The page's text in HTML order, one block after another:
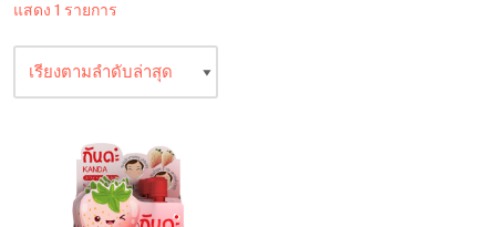
แสดง 1 รายการ